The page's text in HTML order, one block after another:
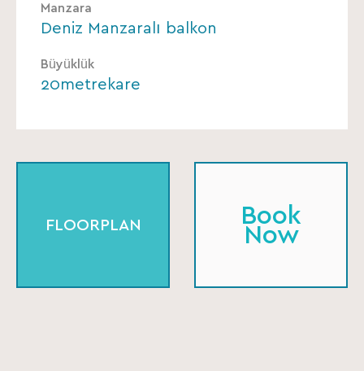
Manzara
Deniz Manzaralı balkon
Büyüklük
20metrekare
FLOORPLAN Book
Now